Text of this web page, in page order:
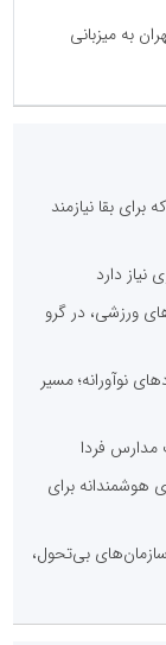
به میزبانی
بقا نیازمند
نیاز دارد
ورزشی، در گرو
نوآورانه؛ مسیر
مدارس فردا
هوشمندانه برای
بی‌تحول،